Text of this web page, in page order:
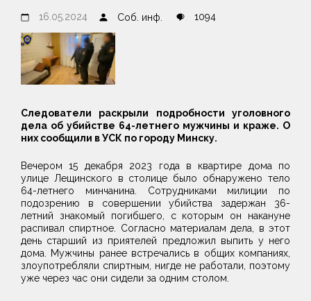
16.05.2024 Соб. инф. 1094
Следователи раскрыли подробности уголовного
дела об убийстве 64-летнего мужчины и краже. О
них сообщили в УСК по городу Минску.
Вечером 15 декабря 2023 года в квартире дома по
улице Лещинского в столице было обнаружено тело
64-летнего минчанина. Сотрудниками милиции по
подозрению в совершении убийства задержан 36-
летний знакомый погибшего, с которым он накануне
распивал спиртное. Согласно материалам дела, в этот
день старший из приятелей предложил выпить у него
дома. Мужчины ранее встречались в общих компаниях,
злоупотребляли спиртным, нигде не работали, поэтому
уже через час они сидели за одним столом.